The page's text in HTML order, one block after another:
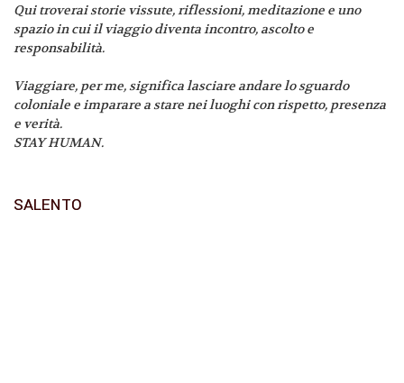
Qui troverai storie vissute, riflessioni, meditazione e uno
spazio in cui il viaggio diventa incontro, ascolto e
responsabilità.
Viaggiare, per me, significa lasciare andare lo sguardo
coloniale e imparare a stare nei luoghi con rispetto, presenza
e verità.
STAY HUMAN.
SALENTO